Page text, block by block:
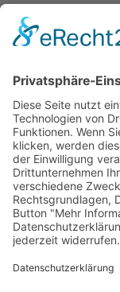
AWO Jobportal
AWO Ehrenamt Portal
AWO
AWO Pflegeberatung
AWO Kulturhaus
Arbeit mit
AWO Büro
Kulturland
AWO Selbsthilfe
AWO eLearning
Kultur für JEDEN
AWO 1plus9
Dachverband Freie
© 1990 - 2026
Impressum|